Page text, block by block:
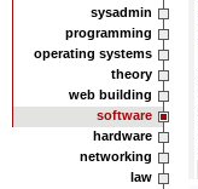
sysadmin
programming
operating systems
theory
web building
software
hardware
networking
law